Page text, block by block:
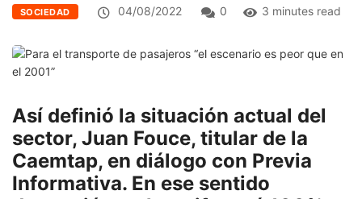
SOCIEDAD 04/08/2022 0 3 minutes read
Así definió la situación actual del
sector, Juan Fouce, titular de la
Caemtap, en diálogo con Previa
Informativa. En ese sentido